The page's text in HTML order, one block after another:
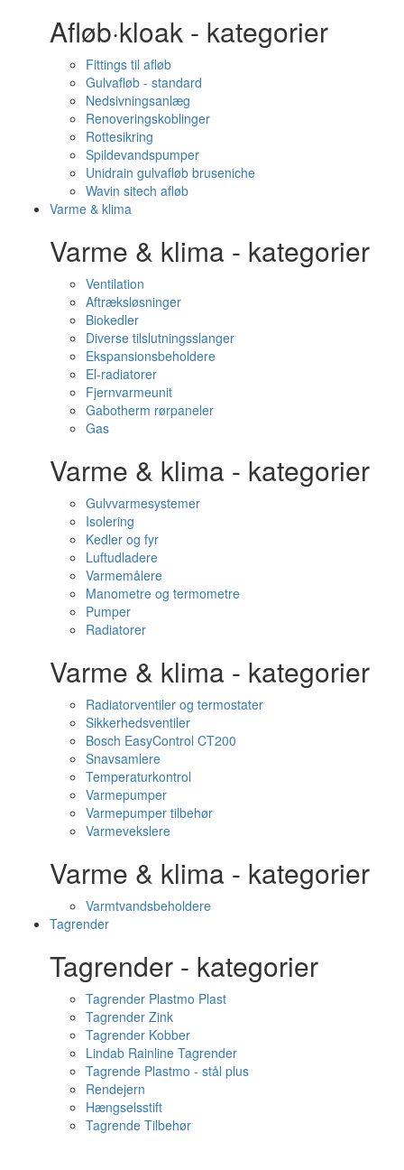
Afløb·kloak - kategorier
Fittings til afløb
Gulvafløb - standard
Nedsivningsanlæg
Renoveringskoblinger
Rottesikring
Spildevandspumper
Unidrain gulvafløb bruseniche
Wavin sitech afløb
Varme & klima
Varme & klima - kategorier
Ventilation
Aftræksløsninger
Biokedler
Diverse tilslutningsslanger
Ekspansionsbeholdere
El-radiatorer
Fjernvarmeunit
Gabotherm rørpaneler
Gas
Varme & klima - kategorier
Gulvvarmesystemer
Isolering
Kedler og fyr
Luftudladere
Varmemålere
Manometre og termometre
Pumper
Radiatorer
Varme & klima - kategorier
Radiatorventiler og termostater
Sikkerhedsventiler
Bosch EasyControl CT200
Snavsamlere
Temperaturkontrol
Varmepumper
Varmepumper tilbehør
Varmevekslere
Varme & klima - kategorier
Varmtvandsbeholdere
Tagrender
Tagrender - kategorier
Tagrender Plastmo Plast
Tagrender Zink
Tagrender Kobber
Lindab Rainline Tagrender
Tagrende Plastmo - stål plus
Rendejern
Hængselsstift
Tagrende Tilbehør